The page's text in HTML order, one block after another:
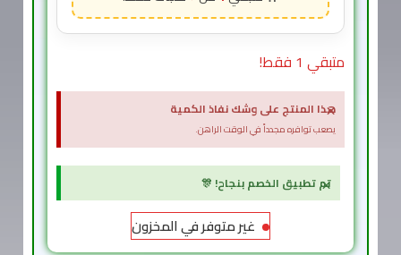
متبقي 1 فقط!
هذا المنتج على وشك نفاذ الكمية
يصعب توافره مجدداً في الوقت الراهن.
×
تم تطبيق الخصم بنجاح! 🎊
×
غير متوفر في المخزون